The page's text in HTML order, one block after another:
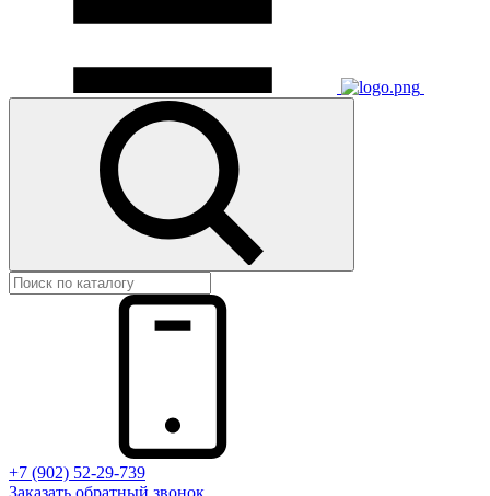
+7 (902) 52-29-739
Заказать обратный звонок